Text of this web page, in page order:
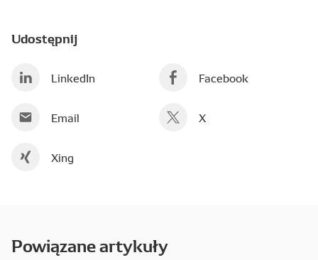
Udostępnij
LinkedIn Facebook
Email X
Xing
Powiązane artykuły